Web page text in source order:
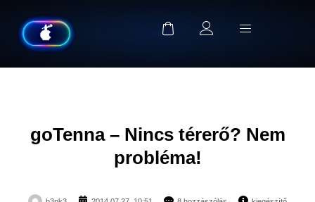
goTenna – Nincs térerő? Nem
probléma!